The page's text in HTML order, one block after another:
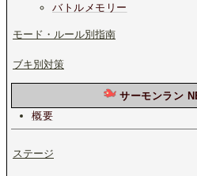
バトルメモリー
モード・ルール別指南
ブキ別対策
サーモンラン
概要
ステージ